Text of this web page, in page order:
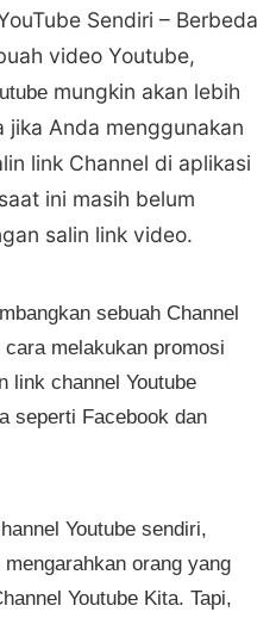
Sendiri – Berbeda
video Youtube,
mungkin akan lebih
Anda menggunakan
link Channel di aplikasi
ini masih belum
salin link video.
sebuah Channel
melakukan promosi
link channel Youtube
seperti Facebook dan
Youtube sendiri,
orang yang
Youtube Kita. Tapi,